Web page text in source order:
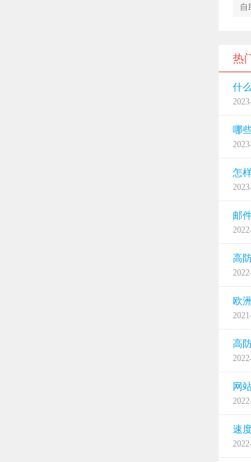
自
热
什
哪
怎
邮
高
欧
高
网
速